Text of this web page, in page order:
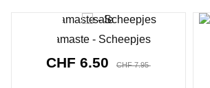
Namaste - Scheepjes
CHF 6.50 CHF 7.95